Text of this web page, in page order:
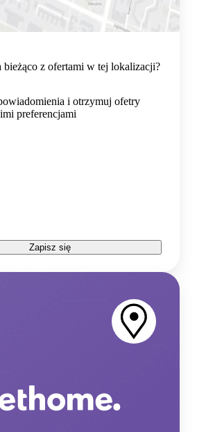
bieżąco z ofertami w tej lokalizacji?
i otrzymuj ofetry
preferencjami
Zapisz się